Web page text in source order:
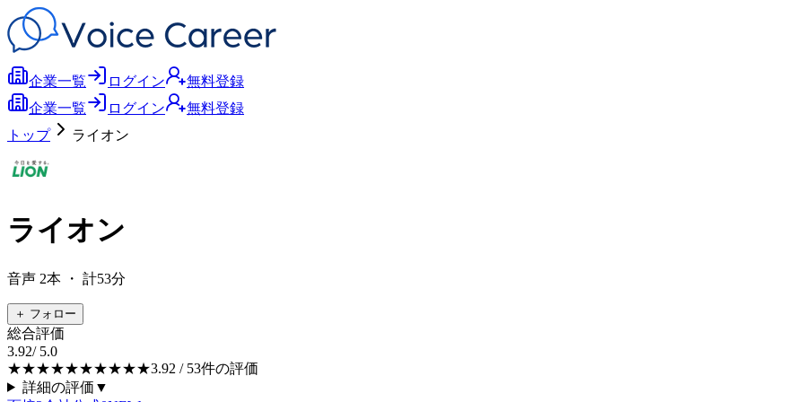
企業一覧 ログイン
無料登録
企業一覧
ログイン
無料登録
トップ
ライオン
ライオン
音声 2本 ・ 計53分
＋ フォロー
総合評価
3.92/ 5.0
★★★★★★★★★★3.92 / 53件の評価
詳細の評価 ▼